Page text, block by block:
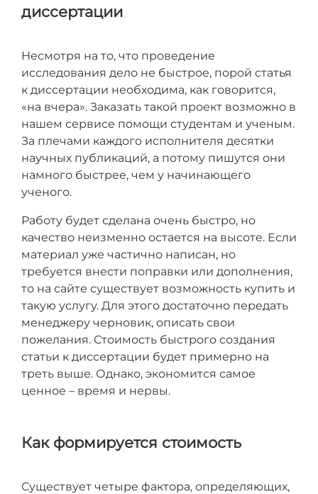
диссертации
Несмотря на то, что проведение
исследования дело не быстрое, порой статья
к диссертации необходима, как говорится,
«на вчера». Заказать такой проект возможно в
нашем сервисе помощи студентам и ученым.
За плечами каждого исполнителя десятки
научных публикаций, а потому пишутся они
намного быстрее, чем у начинающего
ученого.
Работу будет сделана очень быстро, но
качество неизменно остается на высоте. Если
материал уже частично написан, но
требуется внести поправки или дополнения,
то на сайте существует возможность купить и
такую услугу. Для этого достаточно передать
менеджеру черновик, описать свои
пожелания. Стоимость быстрого создания
статьи к диссертации будет примерно на
треть выше. Однако, экономится самое
ценное – время и нервы.
Как формируется стоимость
Существует четыре фактора, определяющих,